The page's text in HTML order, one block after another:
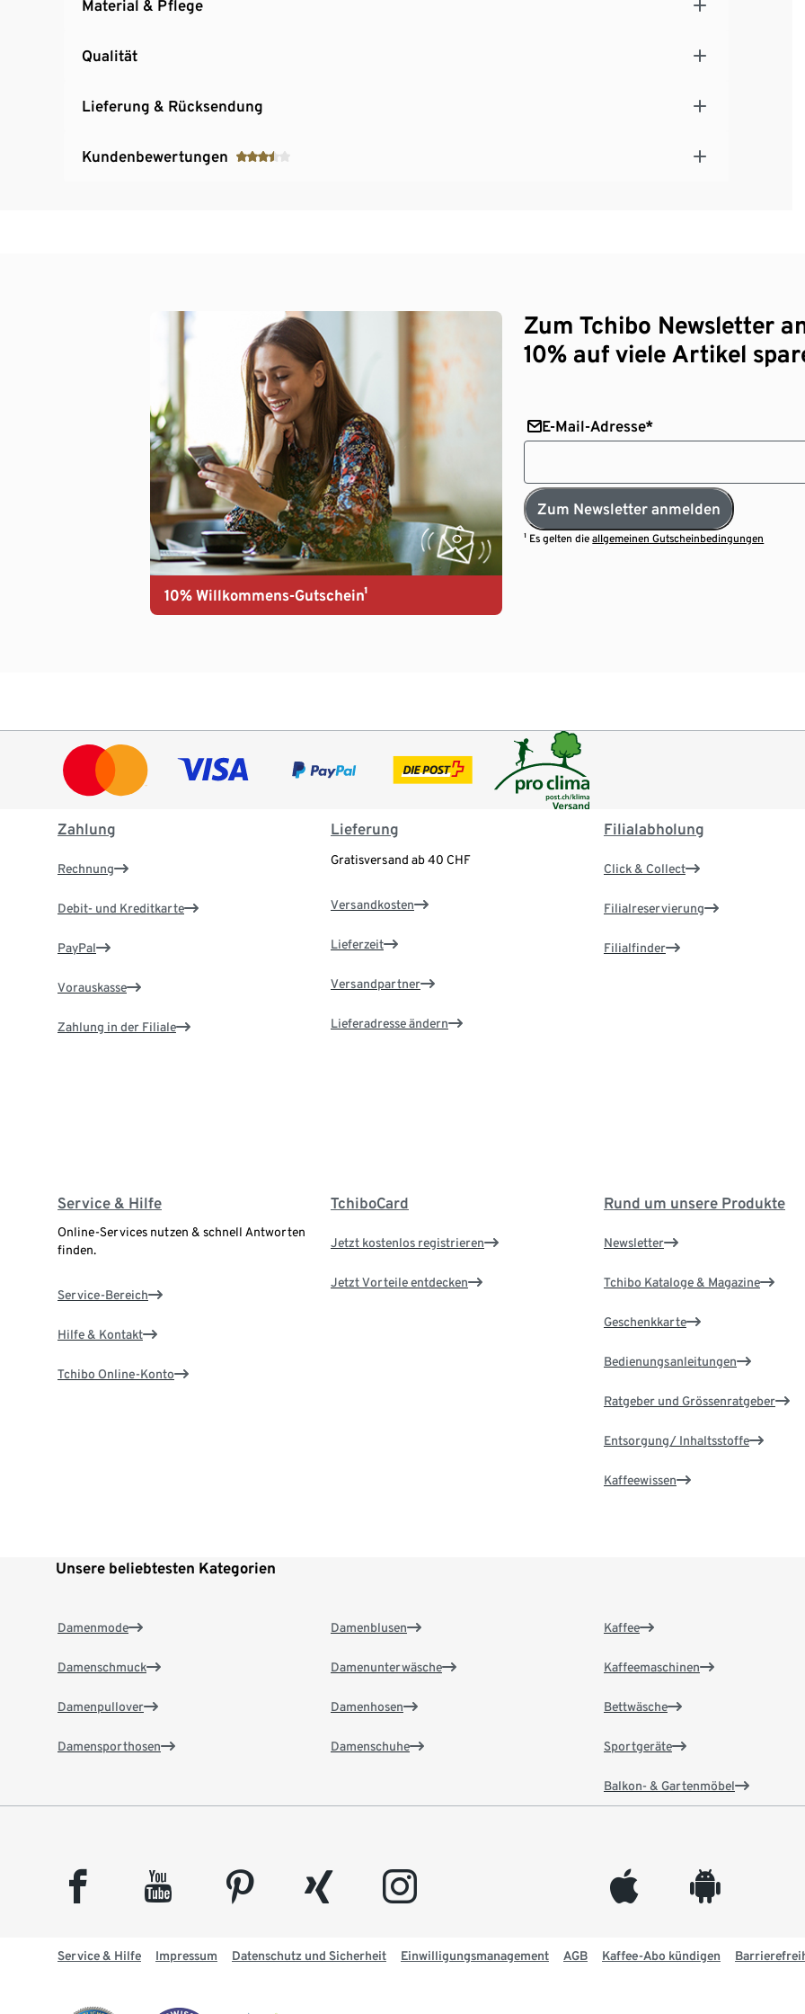
Material & Pflege
Qualität
Lieferung & Rücksendung
Kundenbewertungen
10% Willkommens-Gutschein¹
Zum Tchibo Newsletter
10% auf viele Artikel
E-Mail-Adresse*
Zum Newsletter anmelden
¹ Es gelten dieallgemeinen Gutscheinbedingungen
Zahlung
Rechnung
Debit- und Kreditkarte
PayPal
Vorauskasse
Zahlung in der Filiale
Lieferung
Gratisversand ab 40 CHF
Versandkosten
Lieferzeit
Versandpartner
Lieferadresse ändern
Filialabholung
Click & Collect
Filialreservierung
Filialfinder
Service & Hilfe
Online-Services nutzen & schnell Antworten
finden.
Service-Bereich
Hilfe & Kontakt
Tchibo Online-Konto
TchiboCard
Jetzt kostenlos registrieren
Jetzt Vorteile entdecken
Rund um unsere Produkte
Newsletter
Tchibo Kataloge & Magazine
Geschenkkarte
Bedienungsanleitungen
Ratgeber und Grössenratgeber
Entsorgung/ Inhaltsstoffe
Kaffeewissen
Unsere beliebtesten Kategorien
Damenmode
Damenschmuck
Damenpullover
Damensporthosen
Damenblusen
Damenunterwäsche
Damenhosen
Damenschuhe
Kaffee
Kaffeemaschinen
Bettwäsche
Sportgeräte
Balkon- & Gartenmöbel
facebook youtube pinterest xing instagram appleinc android
Service & Hilfe Impressum Datenschutz und Sicherheit Einwilligungsmanagement AGB Kaffee-Abo kündigen